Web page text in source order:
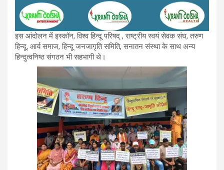
इस आंदोलन में इस्कॉन, विश्व हिन्दू परिषद् , राष्ट्रीय स्वयं सेवक संघ, तरुण
हिन्दू, आर्य समाज, हिन्दू जनजागृति समिति, सनातन संस्था के साथ अन्य
हिन्दुत्वनिष्ठ संगठन भी सहभागी थे।